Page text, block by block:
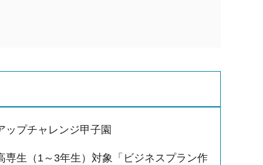
ップチャレンジ甲子園
専生（1～3年生）対象「ビジネスプラン作